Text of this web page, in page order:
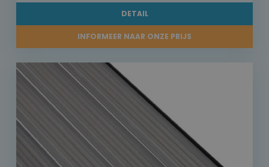
DETAIL
INFORMEER NAAR ONZE PRIJS